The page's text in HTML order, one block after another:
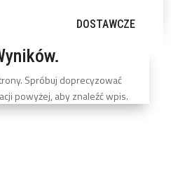
DOSTAWCZE
Spróbuj doprecyzować
powyżej, aby znaleźć wpis.